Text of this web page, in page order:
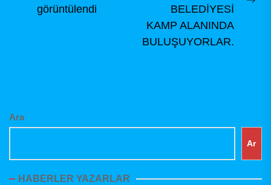
post:görüntülendi
BELEDİYESİ
KAMP ALANINDA
BULUŞUYORLAR.
Ara
Ar
HABERLER YAZARLAR